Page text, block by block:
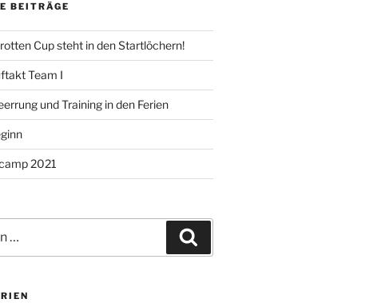
BEITRÄGE
Cup steht in den Startlöchern!
Team I
und Training in den Ferien
2021